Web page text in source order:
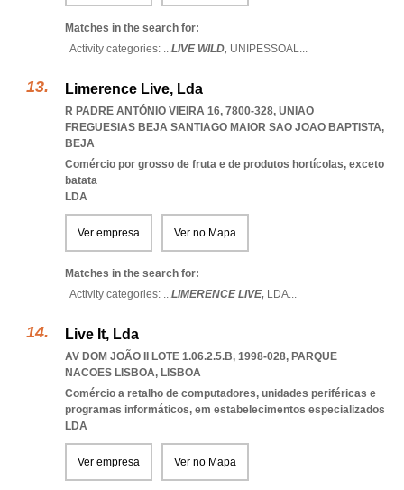
Matches in the search for:
Activity categories: ...LIVE WILD, UNIPESSOAL...
Limerence Live, Lda
R PADRE ANTÓNIO VIEIRA 16, 7800-328, UNIAO
FREGUESIAS BEJA SANTIAGO MAIOR SAO JOAO BAPTISTA,
BEJA
Comércio por grosso de fruta e de produtos hortícolas, exceto
batata
LDA
Ver empresa Ver no Mapa
Matches in the search for:
Activity categories: ...LIMERENCE LIVE, LDA...
Live It, Lda
AV DOM JOÃO II LOTE 1.06.2.5.B, 1998-028, PARQUE
NACOES LISBOA, LISBOA
Comércio a retalho de computadores, unidades periféricas e
programas informáticos, em estabelecimentos especializados
LDA
Ver empresa Ver no Mapa